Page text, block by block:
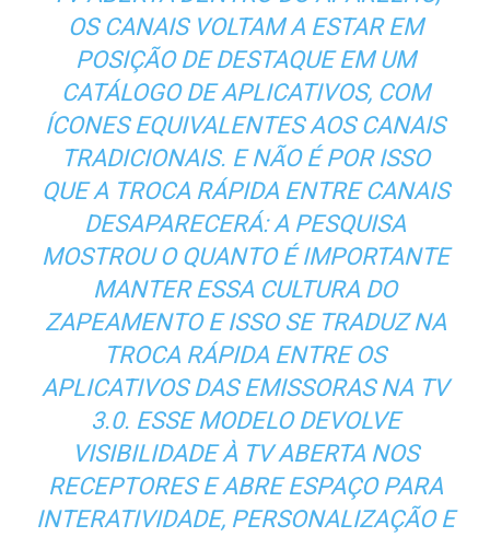
OS CANAIS VOLTAM A ESTAR EM
POSIÇÃO DE DESTAQUE EM UM
CATÁLOGO DE APLICATIVOS, COM
ÍCONES EQUIVALENTES AOS CANAIS
TRADICIONAIS. E NÃO É POR ISSO
QUE A TROCA RÁPIDA ENTRE CANAIS
DESAPARECERÁ: A PESQUISA
MOSTROU O QUANTO É IMPORTANTE
MANTER ESSA CULTURA DO
ZAPEAMENTO E ISSO SE TRADUZ NA
TROCA RÁPIDA ENTRE OS
APLICATIVOS DAS EMISSORAS NA TV
3.0. ESSE MODELO DEVOLVE
VISIBILIDADE À TV ABERTA NOS
RECEPTORES E ABRE ESPAÇO PARA
INTERATIVIDADE, PERSONALIZAÇÃO E